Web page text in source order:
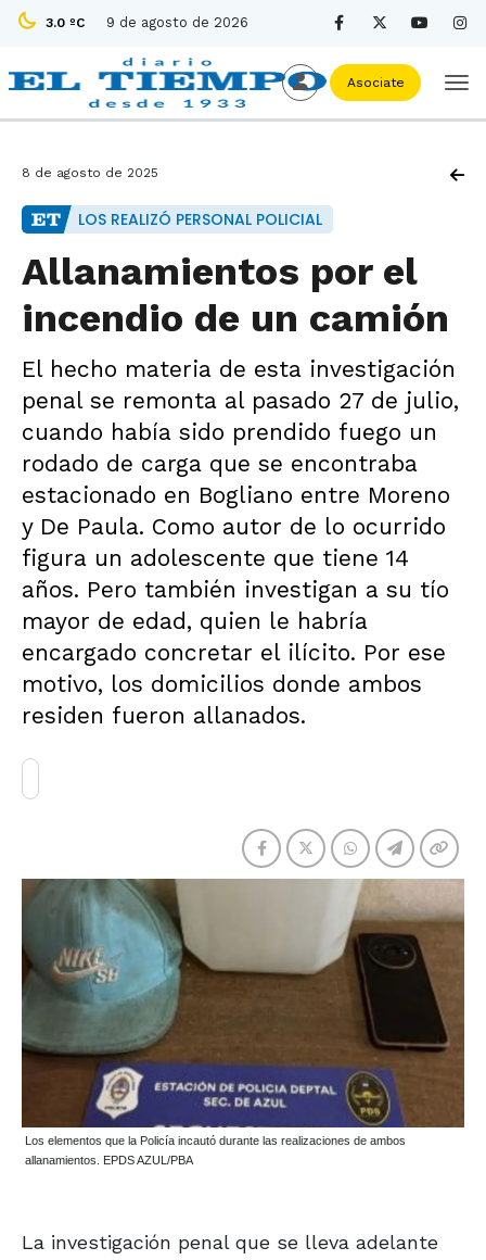
3.0 ºC 9 de agosto de 2026
Asociate
8 de agosto de 2025
LOS REALIZÓ PERSONAL POLICIAL
Allanamientos por el
incendio de un camión
El hecho materia de esta investigación
penal se remonta al pasado 27 de julio,
cuando había sido prendido fuego un
rodado de carga que se encontraba
estacionado en Bogliano entre Moreno
y De Paula. Como autor de lo ocurrido
figura un adolescente que tiene 14
años. Pero también investigan a su tío
mayor de edad, quien le habría
encargado concretar el ilícito. Por ese
motivo, los domicilios donde ambos
residen fueron allanados.
Los elementos que la Policía incautó durante las realizaciones de ambos
allanamientos. EPDS AZUL/PBA
La investigación penal que se lleva adelante